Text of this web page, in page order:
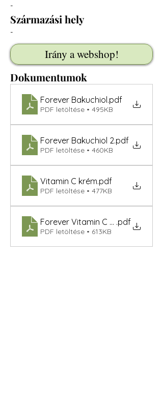
-
Származási hely
-
Irány a webshop!
Dokumentumok
Forever Bakuchiol.pdf
PDF letöltése • 495KB
Forever Bakuchiol 2.pdf
PDF letöltése • 460KB
Vitamin C krém.pdf
PDF letöltése • 477KB
Forever Vitamin C krém 2
.pdf
PDF letöltése • 613KB